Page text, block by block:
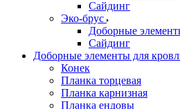
Сайдинг
Эко-брус
Доборные
Сайдинг
Доборные элементы для
Конек
Планка торцевая
Планка карнизная
Планка ендовы